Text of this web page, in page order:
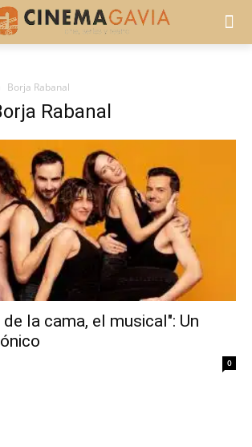
Borja Rabanal
Rabanal
la cama, el musical": Un
0